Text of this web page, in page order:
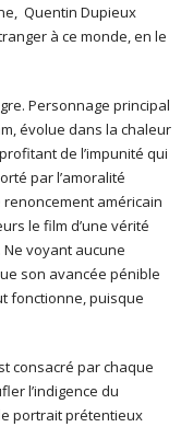
Quentin Dupieux
à ce monde, en le
Personnage principal
évolue dans la chaleur
de l’impunité qui
par l’amoralité
américain
le film d’une vérité
voyant aucune
son avancée pénible
fonctionne, puisque
consacré par chaque
l’indigence du
portrait prétentieux